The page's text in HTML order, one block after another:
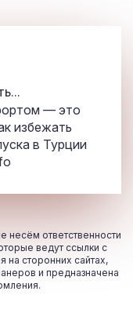
— это
избежать
в Турции
несём ответственности
ведут ссылки с
сторонних сайтах,
и предназначена